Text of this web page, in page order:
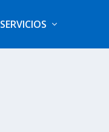
SERVICIOS